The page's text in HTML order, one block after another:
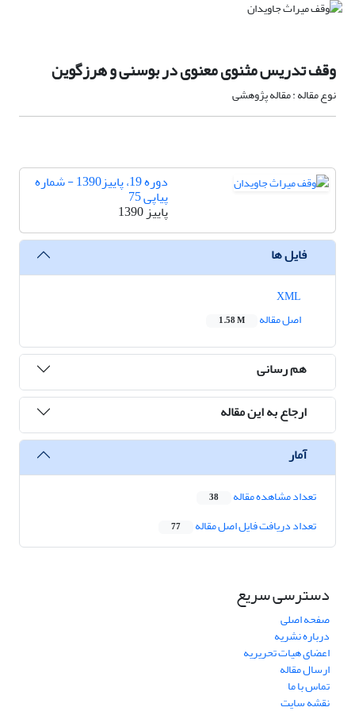
وقف تدریس مثنوی معنوی در بوسنی و هرزگوین
نوع مقاله : مقاله پژوهشی
دوره 19، پاییز1390 - شماره
پیاپی 75
پاییز 1390
فایل ها
اصل مقاله
1.58 M
هم رسانی
ارجاع به این مقاله
آمار
تعداد مشاهده مقاله 38
تعداد دریافت فایل اصل مقاله 77
دسترسی سریع
صفحه اصلی
درباره نشریه
اعضای هیات تحریریه
ارسال مقاله
تماس با ما
نقشه سایت